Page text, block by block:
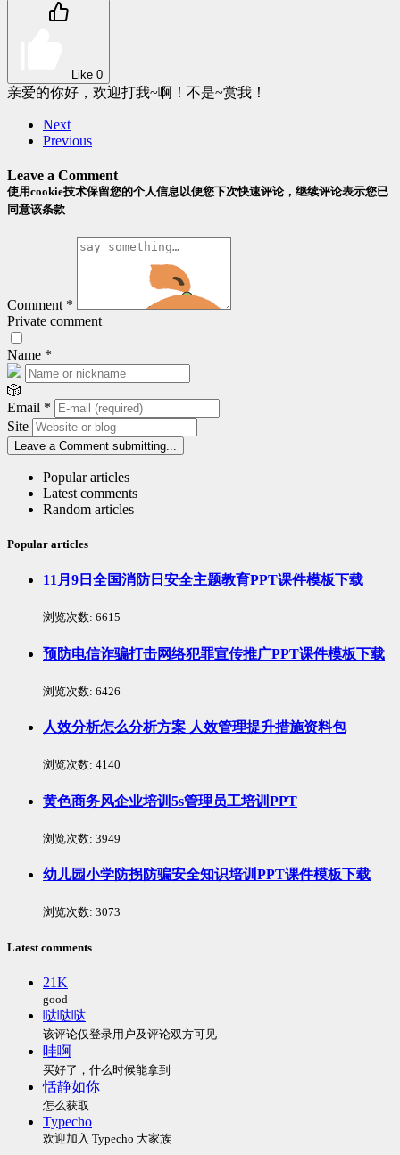
Like 0
亲爱的你好，欢迎打我~啊！不是~赏我！
Next
Previous
Leave a Comment
使用cookie技术保留您的个人信息以便您下次快速评论，继续评论表示您已
同意该条款
Comment *
Private comment
Name *
🎲
Email *
Site
Leave a Comment submitting...
Popular articles
Latest comments
Random articles
Popular articles
11月9日全国消防日安全主题教育PPT课件模板下载
浏览次数: 6615
预防电信诈骗打击网络犯罪宣传推广PPT课件模板下载
浏览次数: 6426
人效分析怎么分析方案 人效管理提升措施资料包
浏览次数: 4140
黄色商务风企业培训5s管理员工培训PPT
浏览次数: 3949
幼儿园小学防拐防骗安全知识培训PPT课件模板下载
浏览次数: 3073
Latest comments
21K
good
哒哒哒
该评论仅登录用户及评论双方可见
哇啊
买好了，什么时候能拿到
恬静如你
怎么获取
Typecho
欢迎加入 Typecho 大家族